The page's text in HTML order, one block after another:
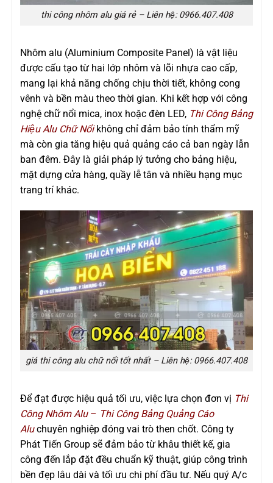
thi công nhôm alu giá rẻ – Liên hệ: 0966.407.408
Nhôm alu (Aluminium Composite Panel) là vật liệu
được cấu tạo từ hai lớp nhôm và lõi nhựa cao cấp,
mang lại khả năng chống chịu thời tiết, không cong
vênh và bền màu theo thời gian. Khi kết hợp với công
nghệ chữ nổi mica, inox hoặc đèn LED, Thi Công Bảng
Hiệu Alu Chữ Nổikhông chỉ đảm bảo tính thẩm mỹ
mà còn gia tăng hiệu quả quảng cáo cả ban ngày lẫn
ban đêm. Đây là giải pháp lý tưởng cho bảng hiệu,
mặt dựng cửa hàng, quầy lễ tân và nhiều hạng mục
trang trí khác.
giá thi công alu chữ nổi tốt nhất – Liên hệ: 0966.407.408
Để đạt được hiệu quả tối ưu, việc lựa chọn đơn vị Thi
Công Nhôm Alu– Thi Công Bảng Quảng Cáo
Alu chuyên nghiệp đóng vai trò then chốt. Công ty
Phát Tiến Group sẽ đảm bảo từ khâu thiết kế, gia
công đến lắp đặt đều chuẩn kỹ thuật, giúp công trình
bền đẹp lâu dài và tối ưu chi phí đầu tư. Nếu quý A/c